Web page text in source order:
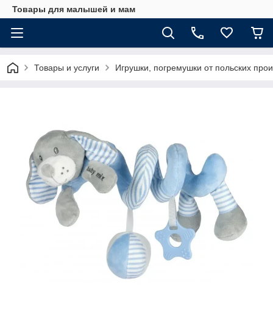
Товары для малышей и мам
Товары и услуги Игрушки, погремушки от польских